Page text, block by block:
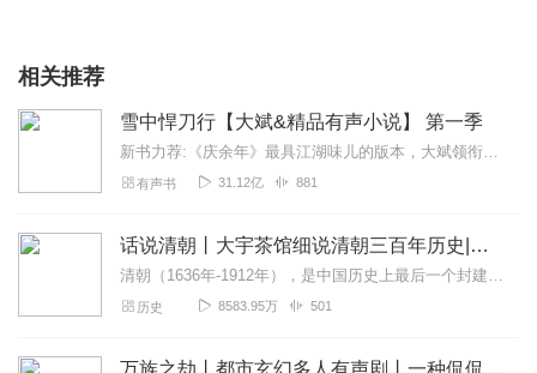
相关推荐
雪中悍刀行【大斌&精品有声小说】 第一季
新书力荐:《庆余年》最具江湖味儿的版本，大斌领衔播讲点击进入【内容简介】有个白狐儿脸，佩双刀绣冬春雷，要做那天下第一。湖底有白发老魁爱吃荤。缺门牙老仆背剑匣。山...
有声书 31.12亿 881
话说清朝丨大宇茶馆细说清朝三百年历史|从努尔哈赤到末代皇帝溥仪|康熙雍正乾隆
清朝（1636年-1912年），是中国历史上最后一个封建王朝，共传十二帝，统治者为爱新觉罗氏。从努尔哈赤建立后金起，总计296年。从皇太极改国号为清起，国祚27...
历史 8583.95万 501
万族之劫丨都市玄幻多人有声剧丨一种侃侃｜VIP免费有声小说